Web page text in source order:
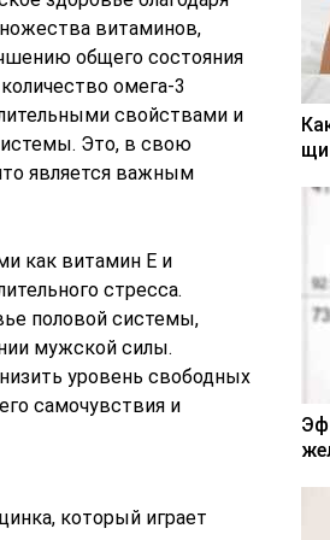
витаминов,
общего состояния
омега-3
свойствами и
Это, в свою
является важным
как витамин E и
стресса.
половой системы,
мужской силы.
уровень свободных
самочувствия и
который играет